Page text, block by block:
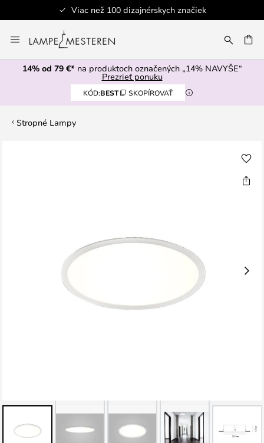
Viac než 100 dizajnérskych značiek
to
Content
14% od 79 €* na produktoch označených „14% NAVYŠE“
Prezrieť ponuku
KÓD:BEST SKOPÍROVAŤ
Stropné Lampy